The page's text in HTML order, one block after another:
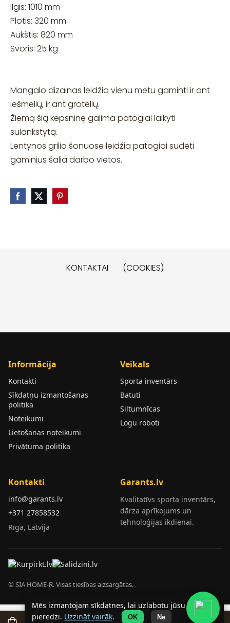
Ilgis: 1010 mm
Plotis: 320 mm
Aukštis: 820 mm
Svoris: 25 kg
Mangalo dizainas leidžia vienu metu gaminti ir ant
iešmelių, ir ant grotelių.
Žiemą šią kepsninę galima patogiai laikyti
sulankstytą.
Lentynos grilio šonuose leidžia patogiai sudėti
gaminius šalia darbo vietos.
KONTAKTAI (COOKIES)
Informācija
Kontakti
Sīkdatņu izmantošanas
politika
Noteikumi
Lietošanas noteikumi
Privātuma politika
Veikals
Sporta inventārs
Batuti
Siltumnīcas
Logu roboti
Kontakti
info@garants.lv
+371 27858532
Rīga, Latvija
Garants.lv
Kvalitatīvs sporta inventārs,
dārza aprīkojums un
tehnoloģijas ikdienai.
© SIA HOME-R. Visas tiesības aizsargātas.
Mēs izmantojam sīkdatnes, lai uzlabotu jūsu
pieredzi. Uzzināt vairāk. OK Nē